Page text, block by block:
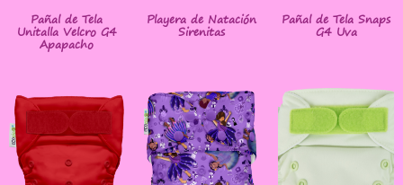
Pañal de Tela
Unitalla Velcro G4
Apapacho
Playera de Natación
Sirenitas
Pañal de Tela Snaps
G4 Uva